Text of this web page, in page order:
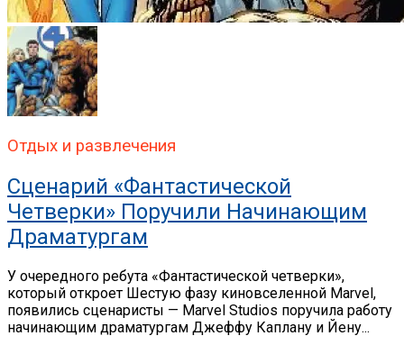
Отдых и развлечения
Сценарий «Фантастической
Четверки» Поручили Начинающим
Драматургам
У очередного ребута «Фантастической четверки»,
который откроет Шестую фазу киновселенной Marvel,
появились сценаристы — Marvel Studios поручила работу
начинающим драматургам Джеффу Каплану и Йену...